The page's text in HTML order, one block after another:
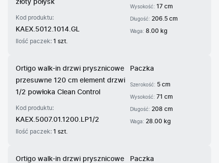
złoty połysk
Kod produktu:
KAEX.5012.1014.GL
Ilość paczek: 1 szt.
Wysokość:17 cm
Długość:206.5 cm
Waga:8.00 kg
Ortigo walk-in drzwi prysznicowe
przesuwne 120 cm element drzwi
1/2 powłoka Clean Control
Kod produktu:
KAEX.5007.01.1200.LP1/2
Ilość paczek: 1 szt.
Paczka
Szerokość: 5 cm
Wysokość: 71 cm
Długość:208 cm
Waga:28.00 kg
Ortigo walk-in drzwi prysznicowe
Paczka